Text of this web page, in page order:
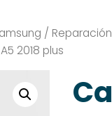
/
2018 plus